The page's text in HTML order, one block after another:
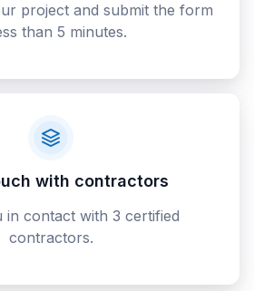
project and submit the form
than 5 minutes.
with contractors
in contact with 3 certified
contractors.